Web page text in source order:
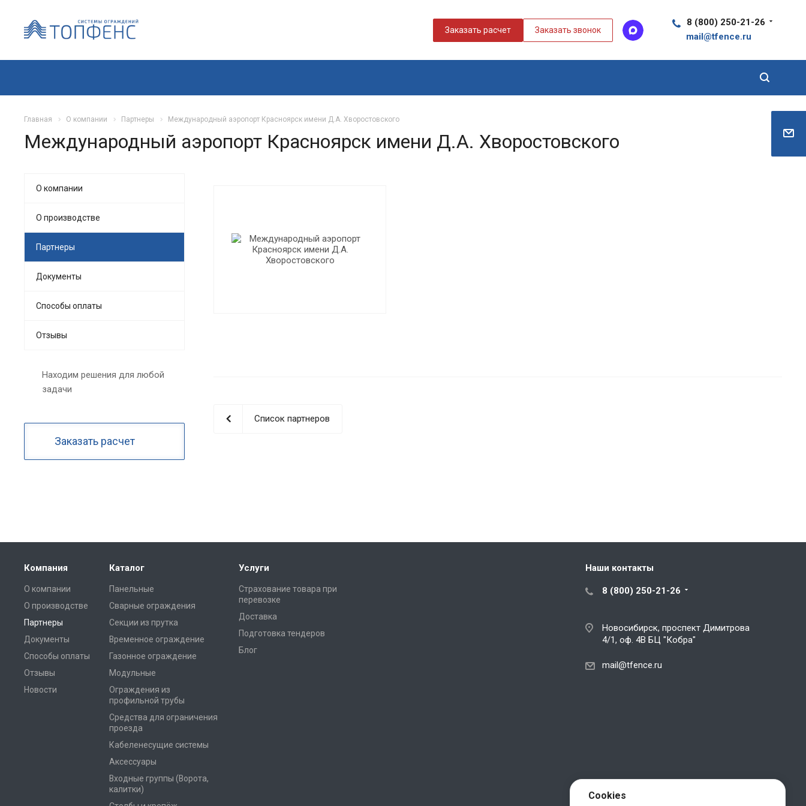
Заказать расчет Заказать звонок
8 (800) 250-21-26
mail@tfence.ru
Главная О компании Партнеры Международный аэропорт Красноярск имени Д.А. Хворостовского
Международный аэропорт Красноярск имени Д.А. Хворостовского
Список партнеров
О компании
О производстве
Партнеры
Документы
Способы оплаты
Отзывы
Находим решения для любой
задачи
Заказать расчет
Компания
О компании
О производстве
Партнеры
Документы
Способы оплаты
Отзывы
Новости
Каталог
Панельные
Сварные ограждения
Секции из прутка
Временное ограждение
Газонное ограждение
Модульные
Ограждения из
профильной трубы
Средства для ограничения
проезда
Кабеленесущие системы
Аксессуары
Входные группы (Ворота,
калитки)
Услуги
Страхование товара при
перевозке
Доставка
Подготовка тендеров
Блог
Наши контакты
8 (800) 250-21-26
Новосибирск, проспект Димитрова
4/1, оф. 4В БЦ "Кобра"
mail@tfence.ru
Cookies